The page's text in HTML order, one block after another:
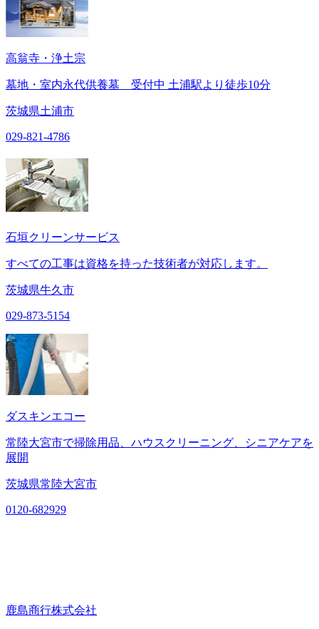
高翁寺・浄土宗
墓地・室内永代供養墓 受付中 土浦駅より徒歩10分
茨城県土浦市
029-821-4786
石垣クリーンサービス
すべての工事は資格を持った技術者が対応します。
茨城県牛久市
029-873-5154
ダスキンエコー
常陸大宮市で掃除用品、ハウスクリーニング、シニアケアを
展開
茨城県常陸大宮市
0120-682929
鹿島商行株式会社